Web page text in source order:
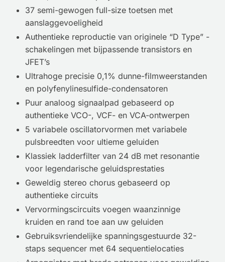
37 semi-gewogen full-size toetsen met
aanslaggevoeligheid
Authentieke reproductie van originele “D Type” -
schakelingen met bijpassende transistors en
JFET’s
Ultrahoge precisie 0,1% dunne-filmweerstanden
en polyfenylinesulfide-condensatoren
Puur analoog signaalpad gebaseerd op
authentieke VCO-, VCF- en VCA-ontwerpen
5 variabele oscillatorvormen met variabele
pulsbreedten voor ultieme geluiden
Klassiek ladderfilter van 24 dB met resonantie
voor legendarische geluidsprestaties
Geweldig stereo chorus gebaseerd op
authentieke circuits
Vervormingscircuits voegen waanzinnige
kruiden en rand toe aan uw geluiden
Gebruiksvriendelijke spanningsgestuurde 32-
staps sequencer met 64 sequentielocaties